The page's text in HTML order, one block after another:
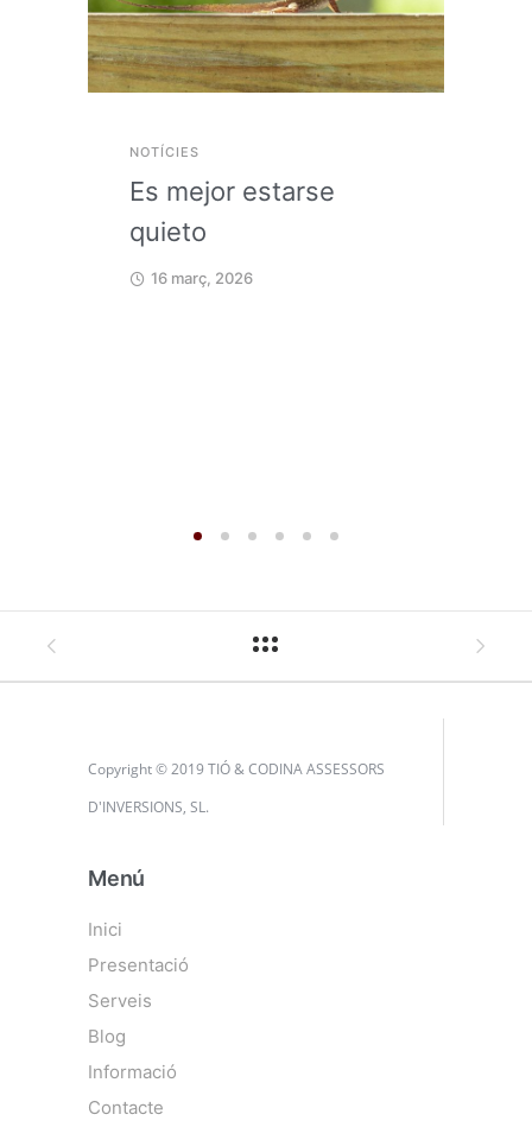
NOTÍCIES
Es mejor estarse
quieto
16 març, 2026
Copyright © 2019 TIÓ & CODINA ASSESSORS
D'INVERSIONS, SL.
Menú
Inici
Presentació
Serveis
Blog
Informació
Contacte